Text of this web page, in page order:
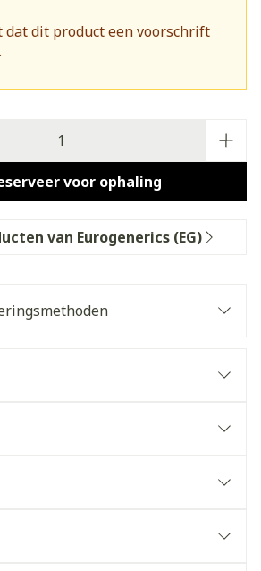
dat dit product een voorschrift
voor ophaling
van Eurogenerics (EG)